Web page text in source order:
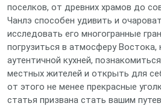
поселков, от древних храмов до
Чанлэ способен удивить и
исследовать его многогранные
погрузиться в атмосферу Востока,
аутентичной кухней,
местных жителей и открыть для
от этого не менее прекрасные
статья призвана стать вашим